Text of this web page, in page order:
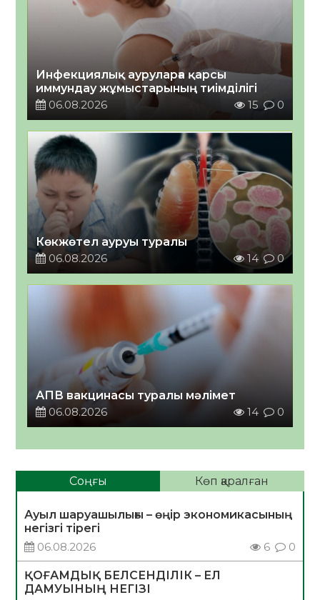
Инфекциялық ауруларға қарсы
иммундау жұмыстарының тиімділігі
06.08.2026
15 0
Көкжөтел ауруы туралы
06.08.2026
14 0
АПВ вакцинасы туралы мәлімет
06.08.2026
14 0
Соңғы Көп қаралған
Ауыл шаруашылығы – өңір экономикасының
негізгі тірегі
06.08.2026
6 0
ҚОҒАМДЫҚ БЕЛСЕНДІЛІК – ЕЛ
ДАМУЫНЫҢ НЕГІЗІ